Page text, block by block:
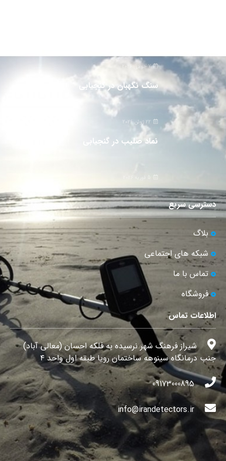
7 جولای 2026
سنگ نگهبان در گنجیابی
22 ژوئن 2026
نماد صلیب در گنجیابی
دسترسی سریع
بلاگ
شبکه های اجتماعی
تماس با ما
فروشگاه
اطلاعات تماس
شیراز فرهنگ شهر نرسیده به فلکه احسان (معالی آباد)
جنب درمانگاه سینوهه ساختمان رویا طبقه اول واحد ۴
09173000895
info@irandetectors.ir